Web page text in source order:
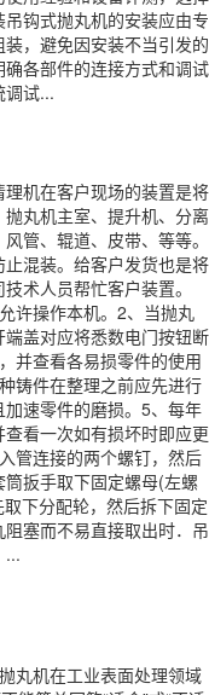
钩式抛丸机的安装应由专
，避免因安装不当引发的
各部件的连接方式和调试
调试...
机在客户现场的装置是将
丸机主室、提升机、分离
管、辊道、皮带、等等。
混装。给客户发货也是将
术人员帮忙客户装置。
许操作本机。2、当抛丸
盖对应将悉数电门按钮断
并查看各易损零件的使用
铸件在整理之前应先进行
速零件的磨损。5、每年
看一次如有损坏时即应更
管连接的两个螺钉，然后
扳手取下固定螺母(左螺
下分配轮，然后拆下固定
塞而不易直接取出时．吊
...
丸机在工业表面处理领域